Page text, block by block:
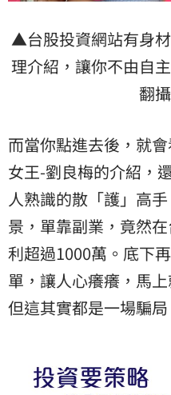
▲台股投資網站有身
理介紹，讓你不由自
翻
而當你點進去後，就
女王-劉良梅的介紹，
人熟識的散「護」高
景，單靠副業，竟然
利超過1000萬。底下
單 ，讓人心癢癢，馬
但這其實都是一場騙局